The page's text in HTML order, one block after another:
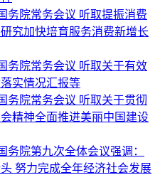
务院常务会议 听取提振消费
究加快培育服务消费新增长
务院常务会议 听取关于有效
实情况汇报等
务院常务会议 听取关于贯彻
精神全面推进美丽中国建设
务院第九次全体会议强调：
努力完成全年经济社会发展